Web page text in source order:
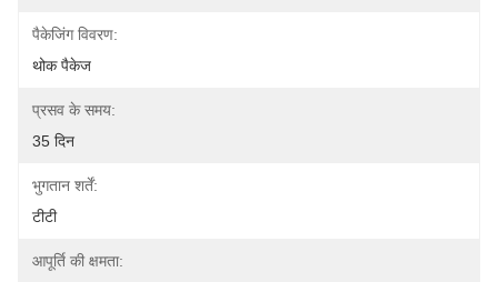
पैकेजिंग विवरण:
थोक पैकेज
प्रसव के समय:
35 दिन
भुगतान शर्तें:
टीटी
आपूर्ति की क्षमता: